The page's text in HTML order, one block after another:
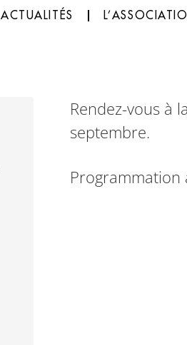
ACTUALITÉS
Rendez-vous à
septembre.
Programmation